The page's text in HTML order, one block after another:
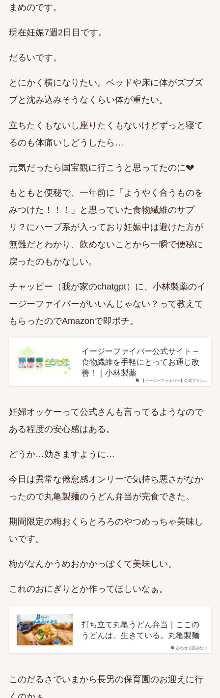
まめのです。
現在妊娠7週2日目です。
だるいです。
とにかく横になりたい。ベッドや床に体がズブズ
ブと沈み込みそうなくらい体が重たい。
立ちたくもないし座りたくもないけどずっと寝て
るのも体痛いしどうしたら…
元気だったら国宝観に行こうと思ってたのに💔
もともと便秘で、一年前に「ようやく合うものを
みつけた！！！」と思っていた食物繊維のサプ
リ？にハーブ系が入っており妊娠中は避けた方が
無難だとわかり、飲めないことから一瞬で便秘に
戻ったのもかなしい。
チャッピー（我が家のchatgpt）に、小林製薬のイ
ージーファイバーがいいんじゃない？って教えて
もらったのでAmazonで即ポチ。
【イージーファイバー】公式ブラン...
イージーファイバー公式サイト –
食物繊維を手軽にとってお通じ改
善！｜小林製薬
妊婦オッケーって公式さんも言ってるようなので
ある程度の安心感はある。
どうか…効きますように…
今日は異常な倦怠感オンリーで気持ち悪さがなか
ったので丸亀製麺のうどん弁当が完食できた。
期間限定の梅おくらとろろのやつめっちゃ美味し
いです。
梅がなんかうめおかかっぽくて美味しい。
これのおにぎりとか作ってほしいなぁ。
あわせて読みたい
打ち立て丸亀うどん弁当｜ここの
うどんは、生きている。丸亀製麺
このだるさでいまから長男の保育園のお迎えに行